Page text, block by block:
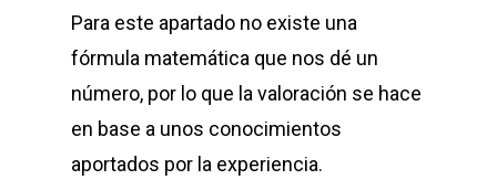
Para este apartado no existe una
fórmula matemática que nos dé un
número, por lo que la valoración se hace
en base a unos conocimientos
aportados por la experiencia.